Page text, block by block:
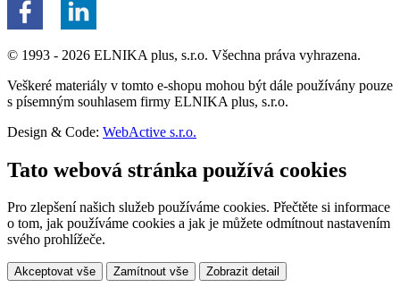
© 1993 - 2026 ELNIKA plus, s.r.o. Všechna práva vyhrazena.
Veškeré materiály v tomto e-shopu mohou být dále používány pouze
s písemným souhlasem firmy ELNIKA plus, s.r.o.
Design & Code: WebActive s.r.o.
Tato webová stránka používá cookies
Pro zlepšení našich služeb používáme cookies. Přečtěte si informace
o tom, jak používáme cookies a jak je můžete odmítnout nastavením
svého prohlížeče.
Akceptovat vše Zamítnout vše Zobrazit detail